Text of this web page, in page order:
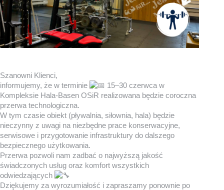
Szanowni Klienci,
informujemy, że w terminie
15–30 czerwca w
Kompleksie Hala-Basen OSiR realizowana będzie coroczna
przerwa technologiczna.
W tym czasie obiekt (pływalnia, siłownia, hala) będzie
nieczynny z uwagi na niezbędne prace konserwacyjne,
serwisowe i przygotowanie infrastruktury do dalszego
bezpiecznego użytkowania.
Przerwa pozwoli nam zadbać o najwyższą jakość
świadczonych usług oraz komfort wszystkich
odwiedzających
Dziękujemy za wyrozumiałość i zapraszamy ponownie po